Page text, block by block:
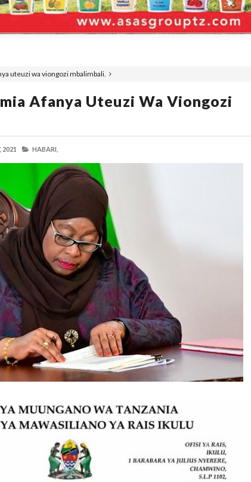
uteuzi wa viongozi mbalimbali.
Afanya Uteuzi Wa Viongozi
2021 HABARI,